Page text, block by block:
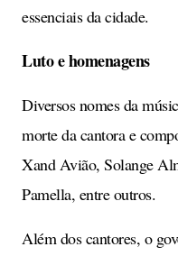
essenciais da cidade.
Luto e homenagens
Diversos nomes da
morte da cantora e
Xand Avião, Solange
Pamella, entre outros.
Além dos cantores, o